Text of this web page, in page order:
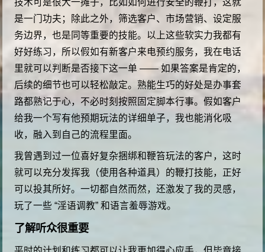
是一门功夫；除此之外，筛选客户、市场营销、设定服
务边界，也是同等重要的技能。以上这些软实力我都有
好好练习，所以假如有新客户来电预约服务，我在电话
里就可以判断是否接下这一单 —— 如果答案是肯定的，
后续的细节也可以轻松敲定。熟能生巧的好处是办事套
路都熟记于心，不必时刻按照固定脚本行事。假如客户
给我一个写有他预期玩法的详细单子，我也能消化吸
收，融入到自己的流程里面。
我曾遇到过一位喜好复杂捆绑和鞭笞玩法的客户，这时
就可以充分发挥我（使用各种道具）的鞭打技能，正好
可以投其所好。一切都自然而然，还激发了我的灵感，
玩了一些 “淫语调教” 和语言羞辱游戏。
了解听众很重要